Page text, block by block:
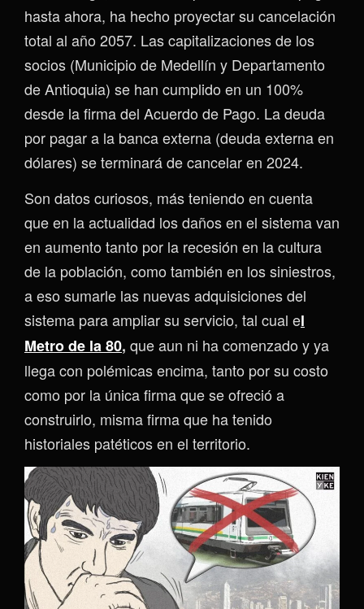
hasta ahora, ha hecho proyectar su cancelación
total al año 2057. Las capitalizaciones de los
socios (Municipio de Medellín y Departamento
de Antioquia) se han cumplido en un 100%
desde la firma del Acuerdo de Pago. La deuda
por pagar a la banca externa (deuda externa en
dólares) se terminará de cancelar en 2024.
Son datos curiosos, más teniendo en cuenta
que en la actualidad los daños en el sistema van
en aumento tanto por la recesión en la cultura
de la población, como también en los siniestros,
a eso sumarle las nuevas adquisiciones del
sistema para ampliar su servicio, tal cual el
Metro de la 80, que aun ni ha comenzado y ya
llega con polémicas encima, tanto por su costo
como por la única firma que se ofreció a
construirlo, misma firma que ha tenido
historiales patéticos en el territorio.